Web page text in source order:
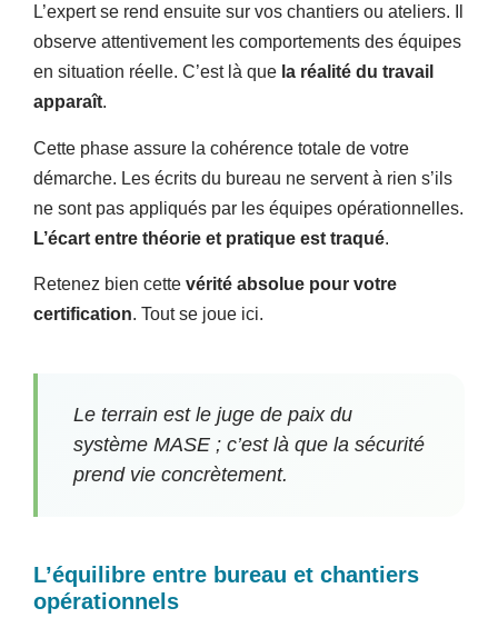
L’expert se rend ensuite sur vos chantiers ou ateliers. Il
observe attentivement les comportements des équipes
en situation réelle. C’est là que la réalité du travail
apparaît.
Cette phase assure la cohérence totale de votre
démarche. Les écrits du bureau ne servent à rien s’ils
ne sont pas appliqués par les équipes opérationnelles.
L’écart entre théorie et pratique est traqué.
Retenez bien cettevérité absolue pour votre
certification. Tout se joue ici.
Le terrain est le juge de paix du
système MASE ; c’est là que la sécurité
prend vie concrètement.
L’équilibre entre bureau et chantiers
opérationnels